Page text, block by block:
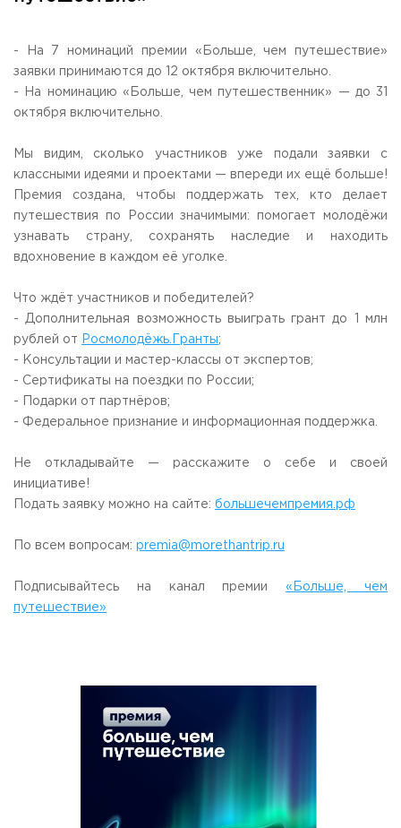
Общежитие / Кампус РГУТИС
Контакты
Научная деятельность
Федеральный ресурсный центр
Федеральное учебно-методическое объединение в
системе ВО
Федеральное учебно-методическое объединение в
системе СПО
Профком
Конкурс ППС
ЗАКАЗАТЬ ОБРАТНЫЙ ЗВОНОК
АДРЕС
пгт. Черкизово, ул. Главная, 99
+7 (495) 940 83 58 - Приемная комиссия
E-MAIL
priem@rguts.ru - Приемная комиссия
ГРАФИК И РЕЖИМ РАБОТЫ
пн-чт: с 09:00 до 18:00;
сб-вс: выходной
Приемная комиссия
вс: выходной.
- На 7 номинаций премии «Больше, чем путешествие»
заявки принимаются до 12 октября включительно.
- На номинацию «Больше, чем путешественник» — до 31
октября включительно.
Мы видим, сколько участников уже подали заявки с
классными идеями и проектами — впереди их ещё больше!
Премия создана, чтобы поддержать тех, кто делает
путешествия по России значимыми: помогает молодёжи
узнавать страну, сохранять наследие и находить
вдохновение в каждом её уголке.
Что ждёт участников и победителей?
- Дополнительная возможность выиграть грант до 1 млн
рублей от
Росмолодёжь.Гранты;
- Консультации и мастер-классы от экспертов;
- Сертификаты на поездки по России;
- Подарки от партнёров;
- Федеральное признание и информационная поддержка.
Не откладывайте — расскажите о себе и своей
инициативе!
Подать заявку можно на сайте: большечемпремия.рф
По всем вопросам: premia@morethantrip.ru
Подписывайтесь на канал премии«Больше, чем
путешествие»